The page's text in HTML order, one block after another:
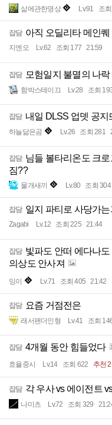
삶에관한명상 Lv.91 조
잡담 아직 오딜리타 메인
지엔오 Lv.62 조회 177 21:59
잡담 모험일지 불멸의 나
함박스테이끄 Lv.28 조회
잡담 내일 DLSS 업뎃 공지
하늘닮은곰 Lv.26 조회 281
잡담 님들 볼타리온도 크
짐??
물개새끼 Lv.80 조회 304
잡담 일지 파티로 사당가는
Zagabi Lv.12 조회 225 21:44
잡담 빛파도 안떠 에다나
의상도 안사져
잉이 Lv.71 조회 405 21:42
잡담 요즘 거점전은
래서팬더인형 Lv.41 조회
잡담 4개월 동안 힘들었다
효율중시 Lv.14 조회 622 추천 2
잡담 각 우사 vs 에이전트
나미츠 Lv.72 조회 329